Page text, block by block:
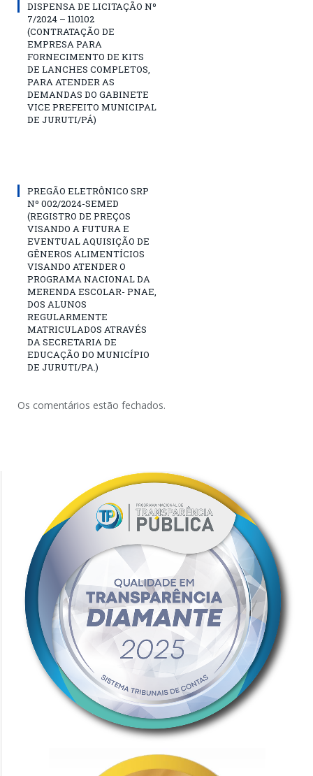
DISPENSA DE LICITAÇÃO Nº
7/2024 – 110102
(CONTRATAÇÃO DE
EMPRESA PARA
FORNECIMENTO DE KITS
DE LANCHES COMPLETOS,
PARA ATENDER AS
DEMANDAS DO GABINETE
VICE PREFEITO MUNICIPAL
DE JURUTI/PÁ)
PREGÃO ELETRÔNICO SRP
Nº 002/2024-SEMED
(REGISTRO DE PREÇOS
VISANDO A FUTURA E
EVENTUAL AQUISIÇÃO DE
GÊNEROS ALIMENTÍCIOS
VISANDO ATENDER O
PROGRAMA NACIONAL DA
MERENDA ESCOLAR- PNAE,
DOS ALUNOS
REGULARMENTE
MATRICULADOS ATRAVÉS
DA SECRETARIA DE
EDUCAÇÃO DO MUNICÍPIO
DE JURUTI/PA.)
Os comentários estão fechados.